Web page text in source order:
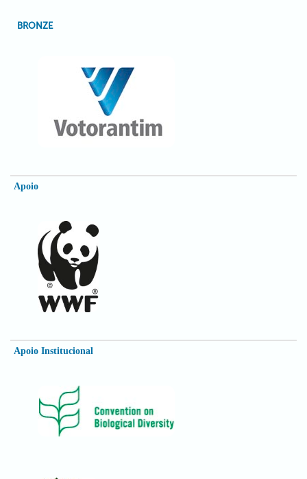
BRONZE
Apoio
Apoio Institucional